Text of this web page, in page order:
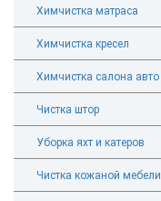
Химчистка матраса
Химчистка кресел
Химчистка салона авто
Чистка штор
Уборка яхт и катеров
Чистка кожаной мебели